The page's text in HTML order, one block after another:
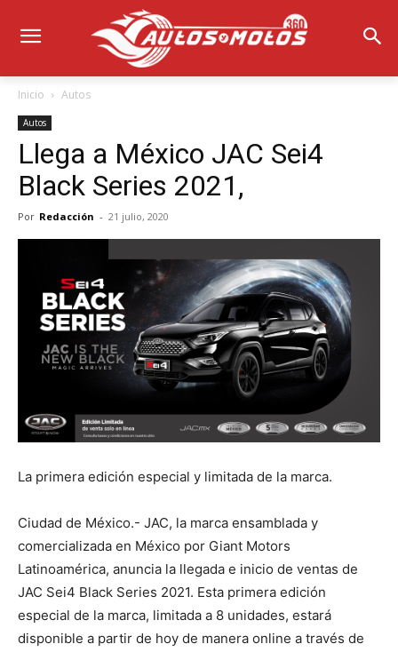
Inicio Autos
Autos
Llega a México JAC Sei4
Black Series 2021,
Por Redacción - 21 julio, 2020
La primera edición especial y limitada de la marca.
Ciudad de México.- JAC, la marca ensamblada y
comercializada en México por Giant Motors
Latinoamérica, anuncia la llegada e inicio de ventas de
JAC Sei4 Black Series 2021. Esta primera edición
especial de la marca, limitada a 8 unidades, estará
disponible a partir de hoy de manera online a través de